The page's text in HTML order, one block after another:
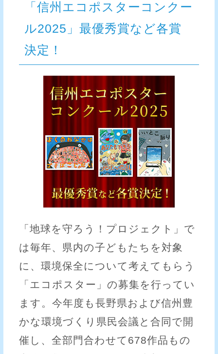
「信州エコポスターコンクー
ル2025」最優秀賞など各賞
決定！
「地球を守ろう！プロジェクト」で
は毎年、県内の子どもたちを対象
に、環境保全について考えてもらう
「エコポスター」の募集を行ってい
ます。今年度も長野県および信州豊
かな環境づくり県民会議と合同で開
催し、全部門合わせて678作品もの